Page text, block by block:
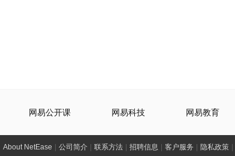
网易公开课 网易科技 网易教育
About NetEase 公司简介 联系方法 招聘信息 客户服务 隐私政策